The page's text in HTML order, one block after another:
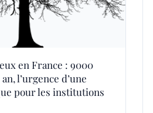
en France : 9000
l’urgence d’une
pour les institutions